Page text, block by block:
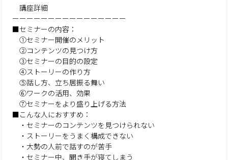
講座詳細
ーーーーーーーーーーーーーーーー
■セミナーの内容：
①セミナー開催のメリット
②コンテンツの見つけ方
③セミナーの目的の設定
④ストーリーの作り方
⑤話し方、立ち居振る舞い
⑥ワークの活用、効果
⑦セミナーをより盛り上げる方法
■こんな人におすすめ：
・セミナーのコンテンツを見つけられない
・ストーリーをうまく構成できない
・大勢の人前で話すのが苦手
・セミナー中、聞き手が寝てしまう